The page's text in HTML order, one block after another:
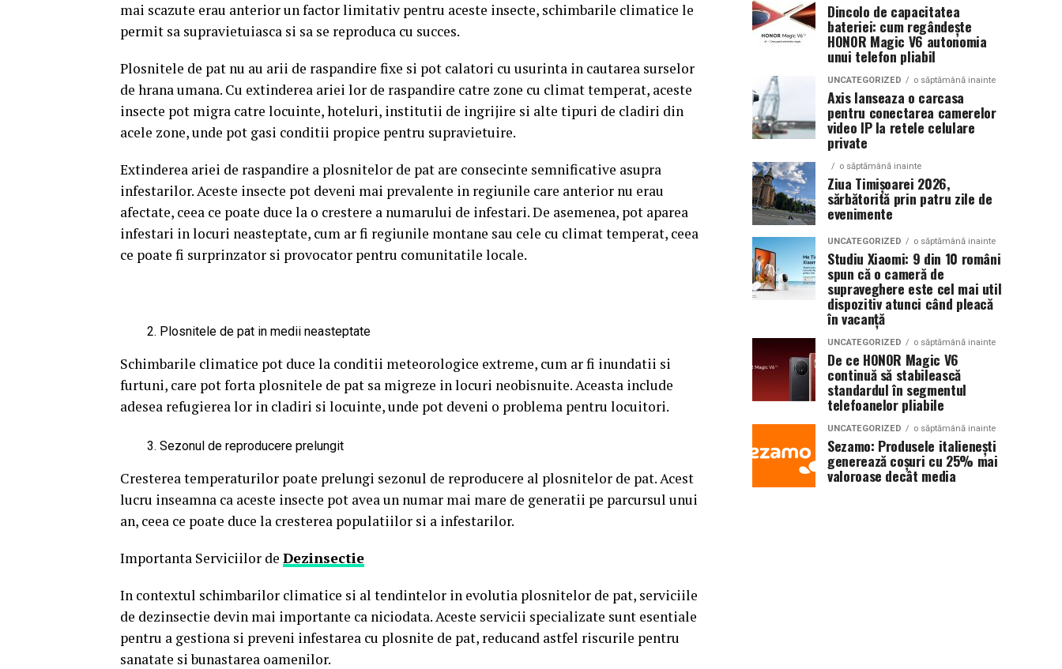
mai scazute erau anterior un factor limitativ pentru aceste insecte, schimbarile climatice le
permit sa supravietuiasca si sa se reproduca cu succes.
Plosnitele de pat nu au arii de raspandire fixe si pot calatori cu usurinta in cautarea surselor
de hrana umana. Cu extinderea ariei lor de raspandire catre zone cu climat temperat, aceste
insecte pot migra catre locuinte, hoteluri, institutii de ingrijire si alte tipuri de cladiri din
acele zone, unde pot gasi conditii propice pentru supravietuire.
Extinderea ariei de raspandire a plosnitelor de pat are consecinte semnificative asupra
infestarilor. Aceste insecte pot deveni mai prevalente in regiunile care anterior nu erau
afectate, ceea ce poate duce la o crestere a numarului de infestari. De asemenea, pot aparea
infestari in locuri neasteptate, cum ar fi regiunile montane sau cele cu climat temperat, ceea
ce poate fi surprinzator si provocator pentru comunitatile locale.
Plosnitele de pat in medii neasteptate
Schimbarile climatice pot duce la conditii meteorologice extreme, cum ar fi inundatii si
furtuni, care pot forta plosnitele de pat sa migreze in locuri neobisnuite. Aceasta include
adesea refugierea lor in cladiri si locuinte, unde pot deveni o problema pentru locuitori.
Sezonul de reproducere prelungit
Cresterea temperaturilor poate prelungi sezonul de reproducere al plosnitelor de pat. Acest
lucru inseamna ca aceste insecte pot avea un numar mai mare de generatii pe parcursul unui
an, ceea ce poate duce la cresterea populatiilor si a infestarilor.
Importanta Serviciilor de Dezinsectie
In contextul schimbarilor climatice si al tendintelor in evolutia plosnitelor de pat, serviciile
de dezinsectie devin mai importante ca niciodata. Aceste servicii specializate sunt esentiale
pentru a gestiona si preveni infestarea cu plosnite de pat, reducand astfel riscurile pentru
sanatate si bunastarea oamenilor.
Dincolo de capacitatea
bateriei: cum regândește
HONOR Magic V6 autonomia
unui telefon pliabil
UNCATEGORIZED o săptămână inainte
Axis lanseaza o carcasa
pentru conectarea camerelor
video IP la retele celulare
private
o săptămână inainte
Ziua Timișoarei 2026,
sărbătorită prin patru zile de
evenimente
UNCATEGORIZED o săptămână inainte
Studiu Xiaomi: 9 din 10 români
spun că o cameră de
supraveghere este cel mai util
dispozitiv atunci când pleacă
în vacanță
UNCATEGORIZED o săptămână inainte
De ce HONOR Magic V6
continuă să stabilească
standardul în segmentul
telefoanelor pliabile
UNCATEGORIZED o săptămână inainte
Sezamo: Produsele italienești
generează coșuri cu 25% mai
valoroase decât media